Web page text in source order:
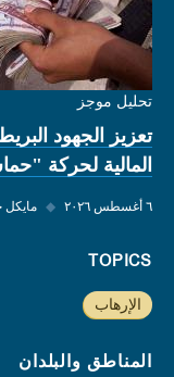
تحليل موجز
تعزيز الجهود
المالية لحركة
٦ أغسطس ٢٠٢٦ ◆
TOPICS
الإرهاب
المناطق والبلدان